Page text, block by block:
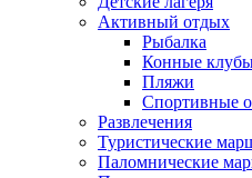
Активный отдых
Рыбалка
Конные
Пляжи
Спортивные
Развлечения
Туристические
Паломнические